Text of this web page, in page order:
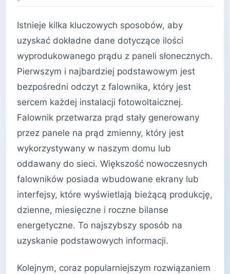
Istnieje kilka kluczowych sposobów, aby
uzyskać dokładne dane dotyczące ilości
wyprodukowanego prądu z paneli słonecznych.
Pierwszym i najbardziej podstawowym jest
bezpośredni odczyt z falownika, który jest
sercem każdej instalacji fotowoltaicznej.
Falownik przetwarza prąd stały generowany
przez panele na prąd zmienny, który jest
wykorzystywany w naszym domu lub
oddawany do sieci. Większość nowoczesnych
falowników posiada wbudowane ekrany lub
interfejsy, które wyświetlają bieżącą produkcję,
dzienne, miesięczne i roczne bilanse
energetyczne. To najszybszy sposób na
uzyskanie podstawowych informacji.
Kolejnym, coraz popularniejszym rozwiązaniem